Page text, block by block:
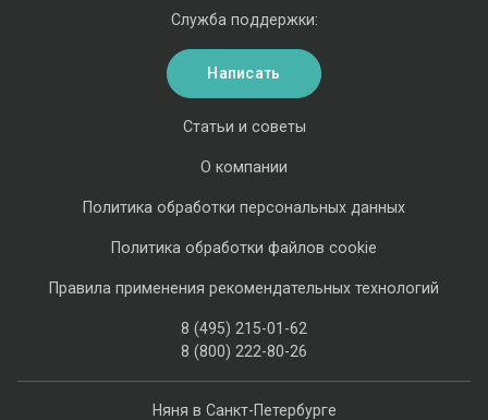
Няня в Санкт-Петербурге
Статьи и советы
О компании
Политика обработки персональных данных
Политика обработки файлов cookie
Правила применения рекомендательных технологий
8 (495) 215-01-62
8 (800) 222-80-26
Служба поддержки:
Написать